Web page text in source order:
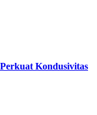
Kondusivitas